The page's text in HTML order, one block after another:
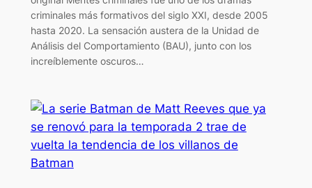
criminales más formativos del siglo XXI, desde 2005
hasta 2020. La sensación austera de la Unidad de
Análisis del Comportamiento (BAU), junto con los
increíblemente oscuros…